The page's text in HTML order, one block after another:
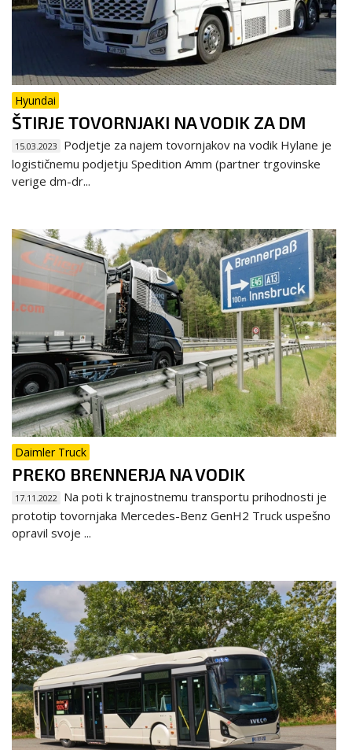
Hyundai
ŠTIRJE TOVORNJAKI NA VODIK ZA DM
15.03.2023
Podjetje za najem tovornjakov na vodik Hylane je
logističnemu podjetju Spedition Amm (partner trgovinske
verige dm-dr...
Daimler Truck
PREKO BRENNERJA NA VODIK
17.11.2022 Na poti k trajnostnemu transportu prihodnosti je
prototip tovornjaka Mercedes-Benz GenH2 Truck uspešno
opravil svoje ...